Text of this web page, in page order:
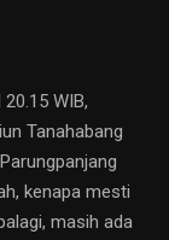
WIB,
Tanahabang
kenapa mesti
masih ada